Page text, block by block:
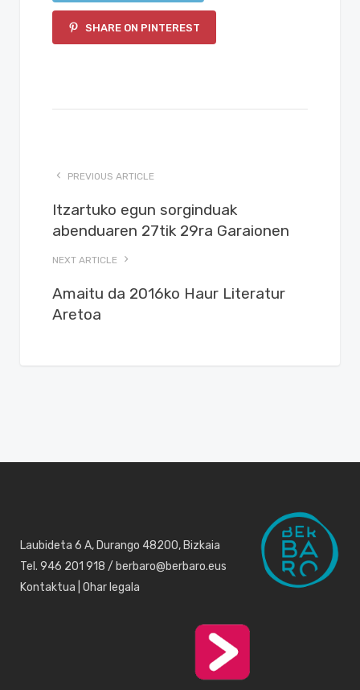
SHARE ON PINTEREST
PREVIOUS ARTICLE
Itzartuko egun sorginduak
abenduaren 27tik 29ra Garaionen
NEXT ARTICLE
Amaitu da 2016ko Haur Literatur
Aretoa
Laubideta 6 A, Durango 48200, Bizkaia
Tel. 946 201 918 / berbaro@berbaro.eus
Kontaktua Ohar legala